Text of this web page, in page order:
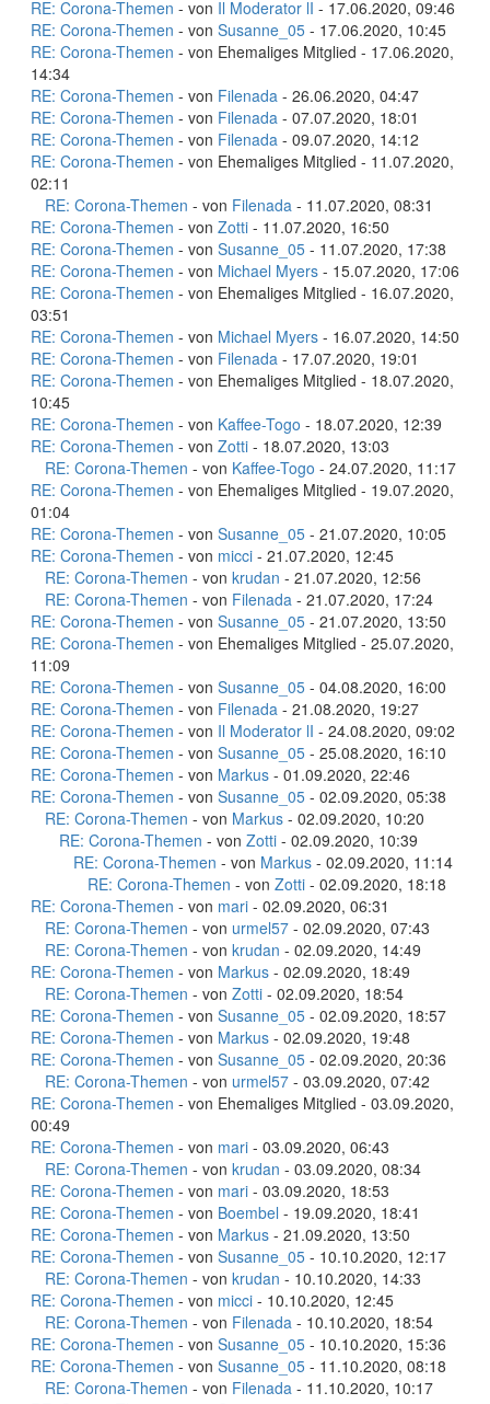
RE: Corona-Themen - von Il Moderator lI - 17.06.2020, 09:46
RE: Corona-Themen - von Susanne_05 - 17.06.2020, 10:45
RE: Corona-Themen - von Ehemaliges Mitglied - 17.06.2020,
14:34
RE: Corona-Themen - von Filenada - 26.06.2020, 04:47
RE: Corona-Themen - von Filenada - 07.07.2020, 18:01
RE: Corona-Themen - von Filenada - 09.07.2020, 14:12
RE: Corona-Themen - von Ehemaliges Mitglied - 11.07.2020,
02:11
RE: Corona-Themen - von Filenada - 11.07.2020, 08:31
RE: Corona-Themen - von Zotti - 11.07.2020, 16:50
RE: Corona-Themen - von Susanne_05 - 11.07.2020, 17:38
RE: Corona-Themen - von Michael Myers - 15.07.2020, 17:06
RE: Corona-Themen - von Ehemaliges Mitglied - 16.07.2020,
03:51
RE: Corona-Themen - von Michael Myers - 16.07.2020, 14:50
RE: Corona-Themen - von Filenada - 17.07.2020, 19:01
RE: Corona-Themen - von Ehemaliges Mitglied - 18.07.2020,
10:45
RE: Corona-Themen - von Kaffee-Togo - 18.07.2020, 12:39
RE: Corona-Themen - von Zotti - 18.07.2020, 13:03
RE: Corona-Themen - von Kaffee-Togo - 24.07.2020, 11:17
RE: Corona-Themen - von Ehemaliges Mitglied - 19.07.2020,
01:04
RE: Corona-Themen - von Susanne_05 - 21.07.2020, 10:05
RE: Corona-Themen - von micci - 21.07.2020, 12:45
RE: Corona-Themen - von krudan - 21.07.2020, 12:56
RE: Corona-Themen - von Filenada - 21.07.2020, 17:24
RE: Corona-Themen - von Susanne_05 - 21.07.2020, 13:50
RE: Corona-Themen - von Ehemaliges Mitglied - 25.07.2020,
11:09
RE: Corona-Themen - von Susanne_05 - 04.08.2020, 16:00
RE: Corona-Themen - von Filenada - 21.08.2020, 19:27
RE: Corona-Themen - von Il Moderator lI - 24.08.2020, 09:02
RE: Corona-Themen - von Susanne_05 - 25.08.2020, 16:10
RE: Corona-Themen - von Markus - 01.09.2020, 22:46
RE: Corona-Themen - von Susanne_05 - 02.09.2020, 05:38
RE: Corona-Themen - von Markus - 02.09.2020, 10:20
RE: Corona-Themen - von Zotti - 02.09.2020, 10:39
RE: Corona-Themen - von Markus - 02.09.2020, 11:14
RE: Corona-Themen - von Zotti - 02.09.2020, 18:18
RE: Corona-Themen - von mari - 02.09.2020, 06:31
RE: Corona-Themen - von urmel57 - 02.09.2020, 07:43
RE: Corona-Themen - von krudan - 02.09.2020, 14:49
RE: Corona-Themen - von Markus - 02.09.2020, 18:49
RE: Corona-Themen - von Zotti - 02.09.2020, 18:54
RE: Corona-Themen - von Susanne_05 - 02.09.2020, 18:57
RE: Corona-Themen - von Markus - 02.09.2020, 19:48
RE: Corona-Themen - von Susanne_05 - 02.09.2020, 20:36
RE: Corona-Themen - von urmel57 - 03.09.2020, 07:42
RE: Corona-Themen - von Ehemaliges Mitglied - 03.09.2020,
00:49
RE: Corona-Themen - von mari - 03.09.2020, 06:43
RE: Corona-Themen - von krudan - 03.09.2020, 08:34
RE: Corona-Themen - von mari - 03.09.2020, 18:53
RE: Corona-Themen - von Boembel - 19.09.2020, 18:41
RE: Corona-Themen - von Markus - 21.09.2020, 13:50
RE: Corona-Themen - von Susanne_05 - 10.10.2020, 12:17
RE: Corona-Themen - von krudan - 10.10.2020, 14:33
RE: Corona-Themen - von micci - 10.10.2020, 12:45
RE: Corona-Themen - von Filenada - 10.10.2020, 18:54
RE: Corona-Themen - von Susanne_05 - 10.10.2020, 15:36
RE: Corona-Themen - von Susanne_05 - 11.10.2020, 08:18
RE: Corona-Themen - von Filenada - 11.10.2020, 10:17